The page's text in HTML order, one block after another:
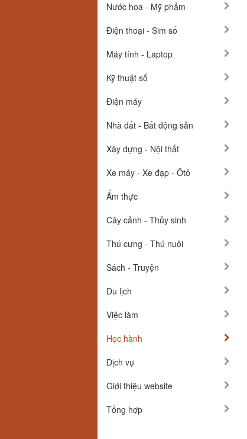
Nước hoa - Mỹ phẩm
Điện thoại - Sim số
Máy tính - Laptop
Kỹ thuật số
Điện máy
Nhà đất - Bất động sản
Xây dựng - Nội thất
Xe máy - Xe đạp - Ôtô
Ẩm thực
Cây cảnh - Thủy sinh
Thú cưng - Thú nuôi
Sách - Truyện
Du lịch
Việc làm
Học hành
Dịch vụ
Giới thiệu website
Tổng hợp